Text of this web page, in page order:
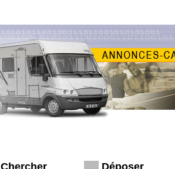
Chercher
Déposer